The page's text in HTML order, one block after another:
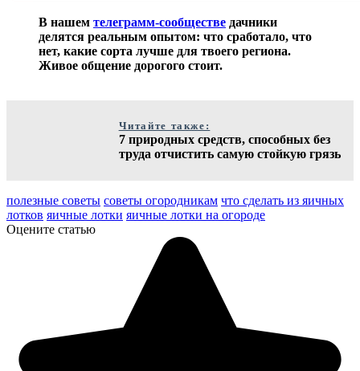
В нашем телеграмм-сообществе дачники
делятся реальным опытом: что сработало, что
нет, какие сорта лучше для твоего региона.
Живое общение дорогого стоит.
Читайте также:
7 природных средств, способных без
труда отчистить самую стойкую грязь
полезные советы советы огородникам что сделать из яичных
лотков яичные лотки яичные лотки на огороде
Оцените статью